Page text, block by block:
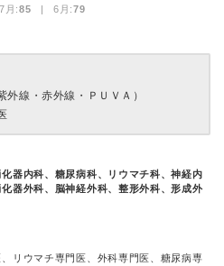
月:85 | 6月:79
外線・赤外線・ＰＵＶＡ）
器内科、糖尿病科、リウマチ科、神経内
器外科、脳神経外科、整形外科、形成外
リウマチ専門医、外科専門医、糖尿病専